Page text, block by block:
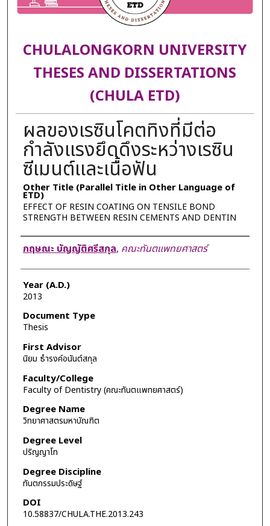
CHULALONGKORN UNIVERSITY
THESES AND DISSERTATIONS
(CHULA ETD)
ผลของเรซินโคตทิงที่มีต่อ
กำลังแรงยึดดึงระหว่างเรซิน
ซีเมนต์และเนื้อฟัน
Other Title (Parallel Title in Other Language of
ETD)
EFFECT OF RESIN COATING ON TENSILE BOND
STRENGTH BETWEEN RESIN CEMENTS AND DENTIN
Author
กฤษณะ บัญญัติศรีสกุล, คณะทันตแพทยศาสตร์
Year (A.D.)
2013
Document Type
Thesis
First Advisor
นิยม ธำรงค์อนันต์สกุล
Faculty/College
Faculty of Dentistry (คณะทันตแพทยศาสตร์)
Degree Name
วิทยาศาสตรมหาบัณฑิต
Degree Level
ปริญญาโท
Degree Discipline
ทันตกรรมประดิษฐ์
DOI
10.58837/CHULA.THE.2013.243